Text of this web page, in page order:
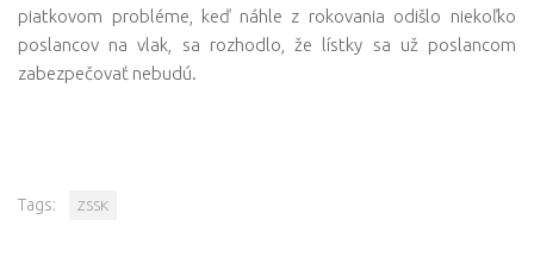
piatkovom probléme, keď náhle z rokovania odišlo niekoľko
poslancov na vlak, sa rozhodlo, že lístky sa už poslancom
zabezpečovať nebudú.
Tags: ZSSK